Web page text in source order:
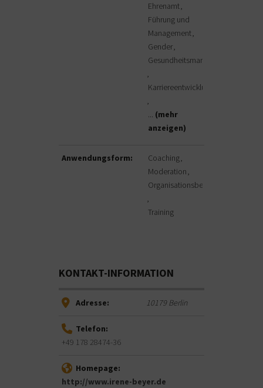
Ehrenamt
Führung und
Management
Gender
Gesundheitsmanagement
Karriereentwicklung
... (mehr
anzeigen)
Anwendungsform:
Coaching
Moderation
Organisationsberatung
Training
KONTAKT-INFORMATION
Adresse: 10179Berlin
Telefon:
+49 178 28474-36
Homepage:
http://www.irene-beyer.de